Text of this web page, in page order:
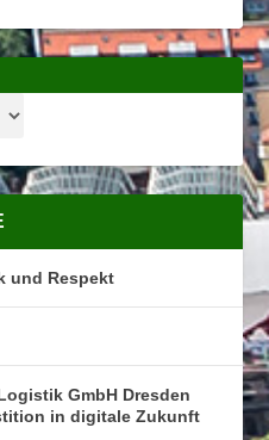
und Respekt
GmbH Dresden
in digitale Zukunft